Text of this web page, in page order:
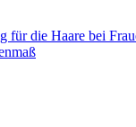
für die Haare bei